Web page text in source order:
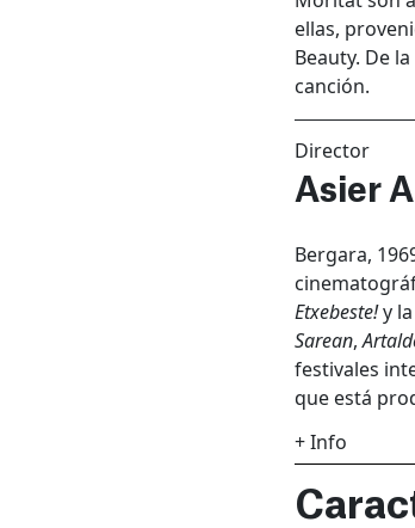
ellas,
Beauty. De
canción.
Director
Asier
Bergara,
Etxebeste!y
Sarean,
festivales
que está
+ Info